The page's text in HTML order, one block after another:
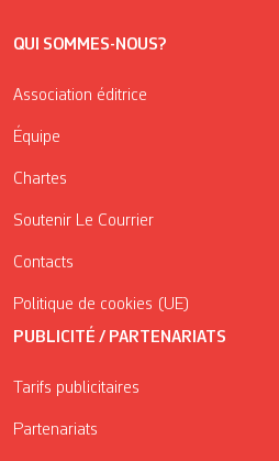
QUI SOMMES-NOUS?
Association éditrice
Équipe
Chartes
Soutenir Le Courrier
Contacts
Politique de cookies (UE)
PUBLICITÉ / PARTENARIATS
Tarifs publicitaires
Partenariats